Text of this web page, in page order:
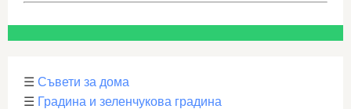
☰ Съвети за дома
☰ Градина и зеленчукова градина